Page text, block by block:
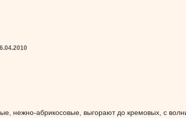
нежно-абрикосовые, выгорают до кремовых, с